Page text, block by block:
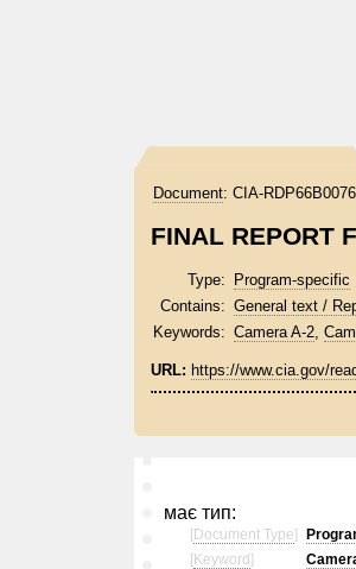
Document: CIA-
FINAL REPORT
Type:
Program-specific
Contains: General text /
Keywords: Camera A-2,
URL: https://www.cia.gov/
має тип:
[Document Type]
[Keyword ]